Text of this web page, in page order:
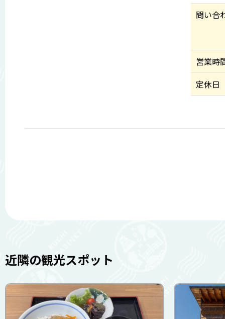
問い合
営業時
定休日
近隣の観光スポット